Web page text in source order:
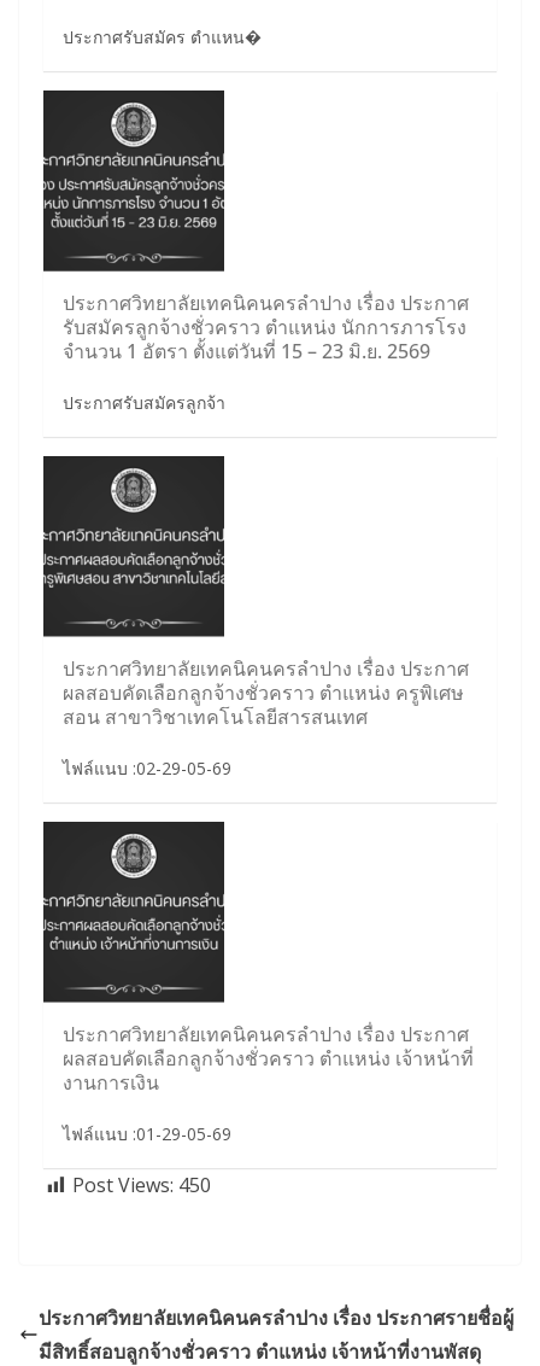
ประกาศรับสมัคร ตำแหน�
ประกาศวิทยาลัยเทคนิคนครลำปาง เรื่อง ประกาศ
รับสมัครลูกจ้างชั่วคราว ตำแหน่ง นักการภารโรง
จำนวน 1 อัตรา ตั้งแต่วันที่ 15 – 23 มิ.ย. 2569
ประกาศรับสมัครลูกจ้า
ประกาศวิทยาลัยเทคนิคนครลำปาง เรื่อง ประกาศ
ผลสอบคัดเลือกลูกจ้างชั่วคราว ตำแหน่ง ครูพิเศษ
สอน สาขาวิชาเทคโนโลยีสารสนเทศ
ไฟล์แนบ :02-29-05-69
ประกาศวิทยาลัยเทคนิคนครลำปาง เรื่อง ประกาศ
ผลสอบคัดเลือกลูกจ้างชั่วคราว ตำแหน่ง เจ้าหน้าที่
งานการเงิน
ไฟล์แนบ :01-29-05-69
Post Views: 450
ประกาศวิทยาลัยเทคนิคนครลำปาง เรื่อง ประกาศรายชื่อผู้
มีสิทธิ์สอบลูกจ้างชั่วคราว ตำแหน่ง เจ้าหน้าที่งานพัสดุ